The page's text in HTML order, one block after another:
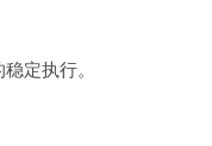
定执行。